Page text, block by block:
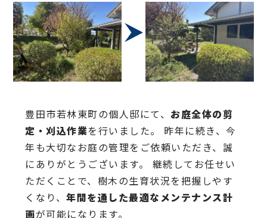
豊田市若林東町の個人邸にて、 お庭全体の剪
定・刈込作業を行いました。 昨年に続き、今
年も大切なお庭の管理をご依頼いただき、誠
にありがとうございます。 継続してお任せい
ただくことで、樹木の生育状況を把握しやす
くなり、年間を通した最適なメンテナンス計
画が可能になります。